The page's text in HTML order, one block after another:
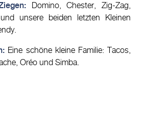
Domino, Chester, Zig-Zag,
unsere beiden letzten Kleinen
Eine schöne kleine Familie: Tacos,
Oréo und Simba.